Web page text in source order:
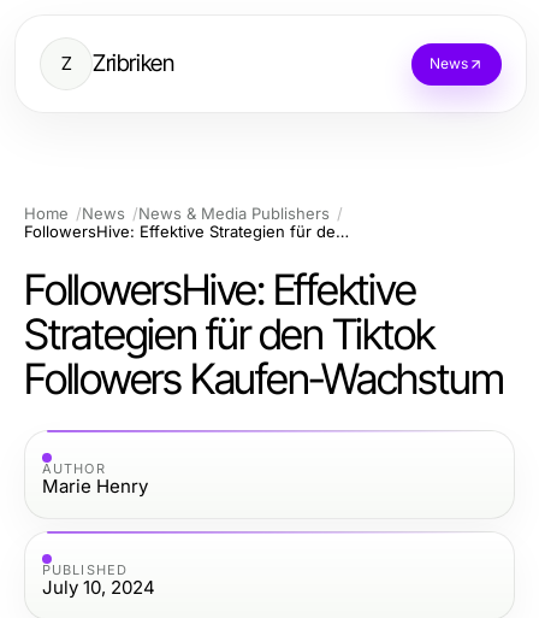
Z Zribriken News
Home News
News & Media Publishers
FollowersHive: Effektive Strategien für den Tiktok Followers Kaufen-Wachstum
FollowersHive: Effektive
Strategien für den Tiktok
Followers Kaufen-Wachstum
AUTHOR
Marie Henry
PUBLISHED
July 10, 2024